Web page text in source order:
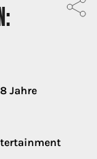
Jahre